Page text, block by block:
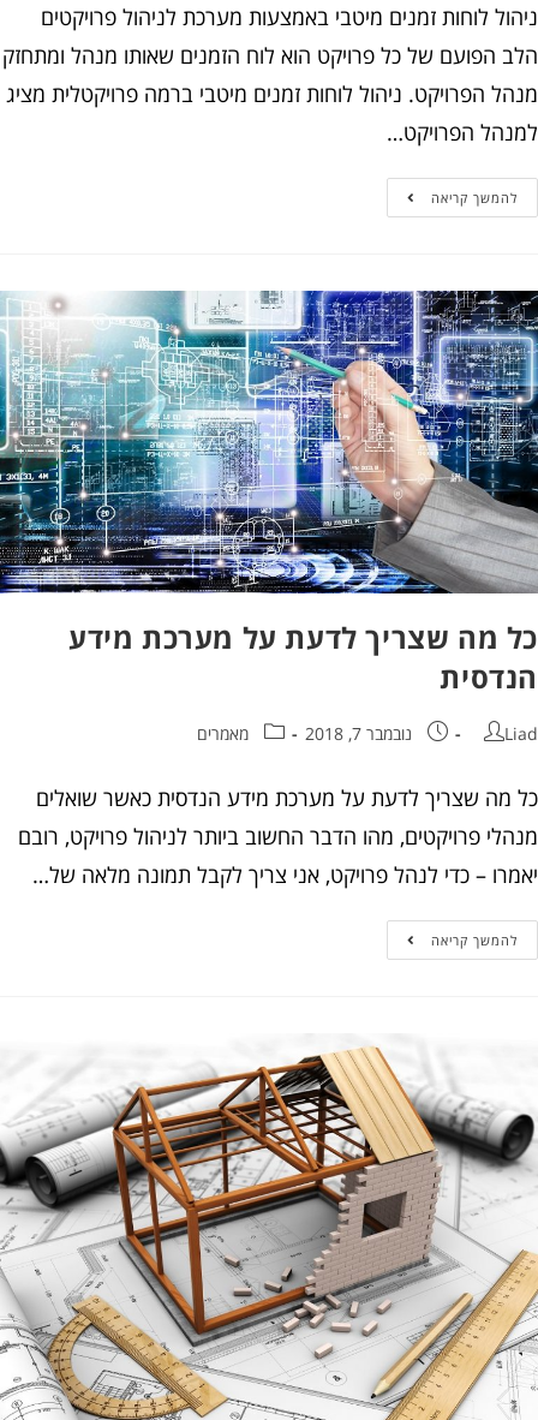
לוחות זמנים מיטבי באמצעות מערכת לניהול פרויקטים
הפועם של כל פרויקט הוא לוח הזמנים שאותו מנהל ומתחזק
הפרויקט. ניהול לוחות זמנים מיטבי ברמה פרויקטלית מציג
הפרויקט…
קריאה
מה שצריך לדעת על מערכת מידע
נובמבר 7, 2018 מאמרים
שצריך לדעת על מערכת מידע הנדסית כאשר שואלים
פרויקטים, מהו הדבר החשוב ביותר לניהול פרויקט, רובם
– כדי לנהל פרויקט, אני צריך לקבל תמונה מלאה של…
קריאה